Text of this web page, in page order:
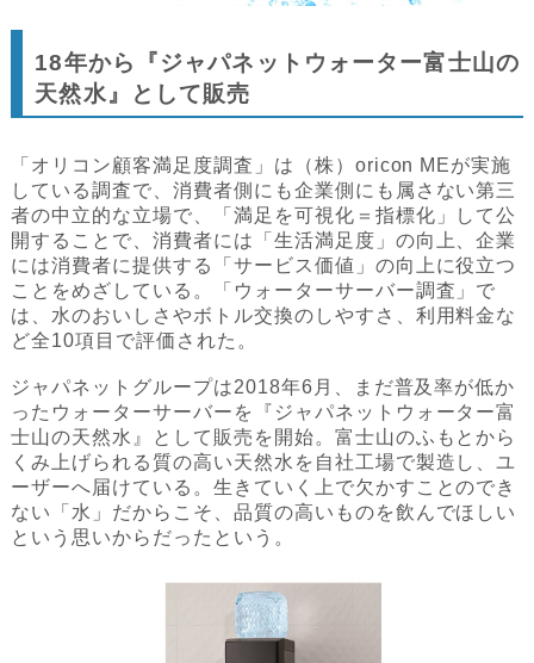
18年から『ジャパネットウォーター富士山の
天然水』として販売
「オリコン顧客満足度調査」は（株）oricon MEが実施
している調査で、消費者側にも企業側にも属さない第三
者の中立的な立場で、「満足を可視化＝指標化」して公
開することで、消費者には「生活満足度」の向上、企業
には消費者に提供する「サービス価値」の向上に役立つ
ことをめざしている。「ウォーターサーバー調査」で
は、水のおいしさやボトル交換のしやすさ、利用料金な
ど全10項目で評価された。
ジャパネットグループは2018年6月、まだ普及率が低か
ったウォーターサーバーを『ジャパネットウォーター富
士山の天然水』として販売を開始。富士山のふもとから
くみ上げられる質の高い天然水を自社工場で製造し、ユ
ーザーへ届けている。生きていく上で欠かすことのでき
ない「水」だからこそ、品質の高いものを飲んでほしい
という思いからだったという。